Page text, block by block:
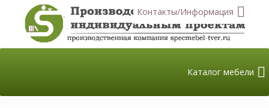
Контакты/Информация
Каталог мебели